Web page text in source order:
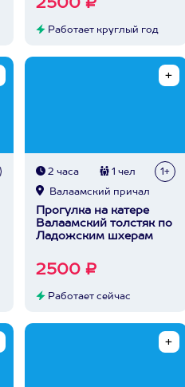
2500 ₽
Работает круглый год
2 часа 1 чел 1+
Валаамский причал
Прогулка на катере
Валаамский толстяк по
Ладожским шхерам
2500 ₽
Работает сейчас